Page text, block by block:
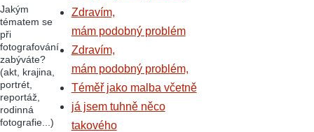
Jakým
tématem se
při
fotografování
zabýváte?
(akt, krajina,
portrét,
reportáž,
rodinná
fotografie...)
Zdravím,
mám podobný problém
Zdravím,
mám podobný problém,
Téměř jako malba včetně
já jsem tuhně něco
takového